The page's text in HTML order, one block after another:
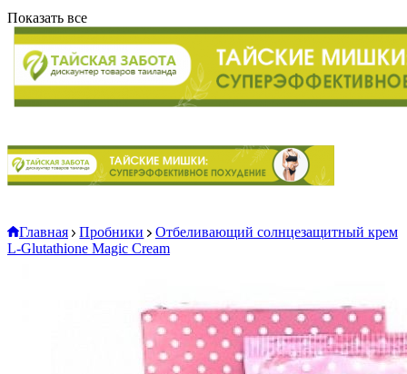
Показать все
Главная Пробники
Отбеливающий солнцезащитный крем
L-Glutathione Magic Cream